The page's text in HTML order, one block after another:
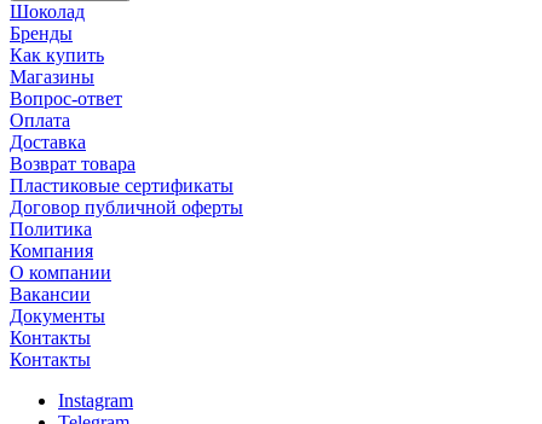
Шоколад
Бренды
Как купить
Магазины
Вопрос-ответ
Оплата
Доставка
Возврат товара
Пластиковые сертификаты
Договор публичной оферты
Политика
Компания
О компании
Вакансии
Документы
Контакты
Контакты
Instagram